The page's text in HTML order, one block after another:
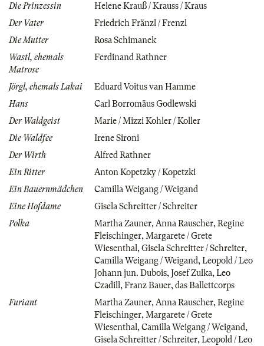
Die Prinzessin
Helene Krauß / Krauss / Kraus
Der Vater
Friedrich Fränzl / Frenzl
Die Mutter
Rosa Schimanek
Wastl, ehemals
Matrose
Ferdinand Rathner
Jörgl, ehemals Lakai
Eduard Voitus van Hamme
Hans
Carl Borromäus Godlewski
Der Waldgeist
Marie / Mizzi Kohler / Koller
Die Waldfee
Irene Sironi
Der Wirth
Alfred Rathner
Ein Ritter
Anton Kopetzky / Kopetzki
Ein Bauernmädchen
Camilla Weigang / Weigand
Eine Hofdame
Gisela Schreitter / Schreiter
Polka
Martha Zauner, Anna Rauscher, Regine
Fleischinger, Margarete / Grete
Wiesenthal , Gisela Schreitter / Schreiter,
Camilla Weigang / Weigand, Leopold / Leo
Johann jun. Dubois, Josef Zulka, Leo
Czadill , Franz Bauer, das Ballettcorps
Furiant
Martha Zauner, Anna Rauscher, Regine
Fleischinger, Margarete / Grete
Wiesenthal , Camilla Weigang / Weigand,
Gisela Schreitter / Schreiter, Leopold / Leo